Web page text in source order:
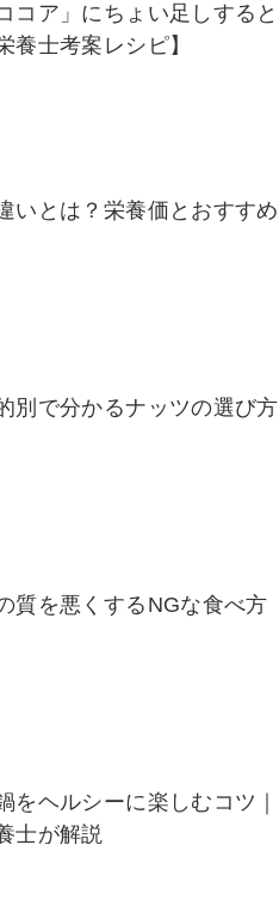
コア」にちょい足しすると
養士考案レシピ】
いとは？栄養価とおすすめ
別で分かるナッツの選び方
質を悪くするNGな食べ方
ヘルシーに楽しむコツ｜
士が解説